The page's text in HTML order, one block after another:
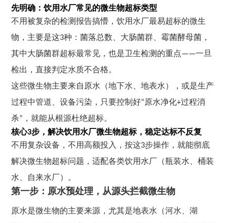
先明确：饮用水厂常见的微生物超标类型
不用被复杂的检测报告搞懵，饮用水厂最易超标的微生
物，主要是这3种：菌落总数、大肠菌群、霉菌酵母菌，
其中大肠菌群超标最常见，也是卫生检测的重点——一旦
检出，直接判定水质不合格。
这些微生物主要来自原水（地下水、地表水），或是生产
过程中管道、设备污染，只要控制好“原水净化+过程消
杀”，就能从根源杜绝超标。
核心3步，解决饮用水厂微生物超标，稳定达标不反复
不用复杂设备，不用高额投入，按这3步操作，就能彻底
解决微生物超标问题，适配各类饮用水厂（瓶装水、桶装
水、自来水厂）。
第一步：原水预处理，从源头拦截微生物
原水是微生物的主要来源，尤其是地表水（河水、湖